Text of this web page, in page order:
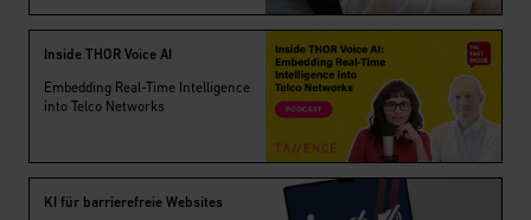
Inside THOR Voice AI
Embedding Real-Time Intelligence
into Telco Networks
KI für barrierefreie Websites